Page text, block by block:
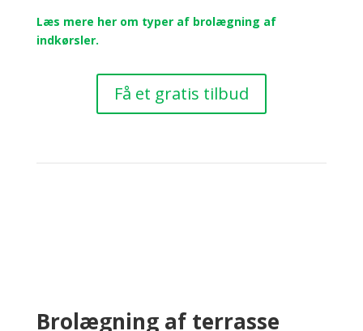
Læs mere her om typer af brolægning af
indkørsler.
Få et gratis tilbud
Brolægning af terrasse